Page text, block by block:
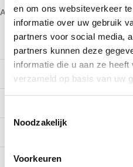
en om ons websiteverkeer
informatie over uw gebruik
partners voor social media,
partners kunnen deze
informatie die u aan ze
verzameld op basis van uw
Noodzakelijk
Voorkeuren
Alleen te bestellen vanaf 10 stuks
10 tot 99
500 tot 999